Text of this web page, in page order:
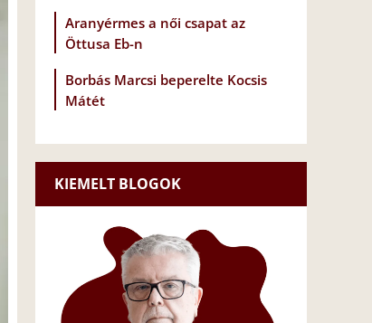
Aranyérmes a női csapat az
Öttusa Eb-n
Borbás Marcsi beperelte Kocsis
Mátét
KIEMELT BLOGOK